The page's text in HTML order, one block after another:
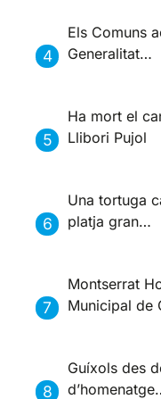
Els Comuns
Generalitat…
Ha mort el
Llibori Pujol
Una tortuga
platja gran…
Montserrat
Municipal de
Guíxols des